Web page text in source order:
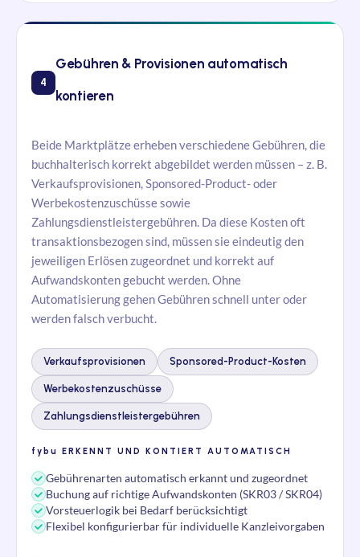
4
Gebühren & Provisionen automatisch
kontieren
Beide Marktplätze erheben verschiedene Gebühren, die
buchhalterisch korrekt abgebildet werden müssen – z. B.
Verkaufsprovisionen, Sponsored-Product- oder
Werbekostenzuschüsse sowie
Zahlungsdienstleistergebühren. Da diese Kosten oft
transaktionsbezogen sind, müssen sie eindeutig den
jeweiligen Erlösen zugeordnet und korrekt auf
Aufwandskonten gebucht werden. Ohne
Automatisierung gehen Gebühren schnell unter oder
werden falsch verbucht.
Verkaufsprovisionen Sponsored-Product-Kosten
Werbekostenzuschüsse
Zahlungsdienstleistergebühren
fybu ERKENNT UND KONTIERT AUTOMATISCH
Gebührenarten automatisch erkannt und zugeordnet
Buchung auf richtige Aufwandskonten (SKR03 / SKR04)
Vorsteuerlogik bei Bedarf berücksichtigt
Flexibel konfigurierbar für individuelle Kanzleivorgaben